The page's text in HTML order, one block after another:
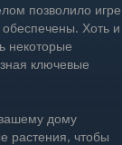
позволило игре
обеспечены. Хоть и
некоторые
ключевые
вашему дому
растения, чтобы